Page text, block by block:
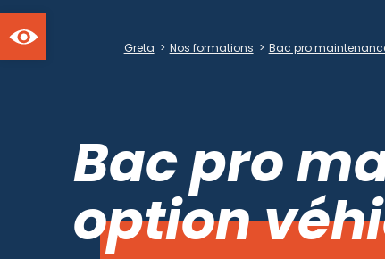
Greta > Nos formations > Bac pro
Bac pro
option
Ouvrir la barre d'outils